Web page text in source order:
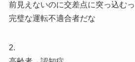
前見えないのに交差点に突っ込む
完璧な運転不適合者だな
2.